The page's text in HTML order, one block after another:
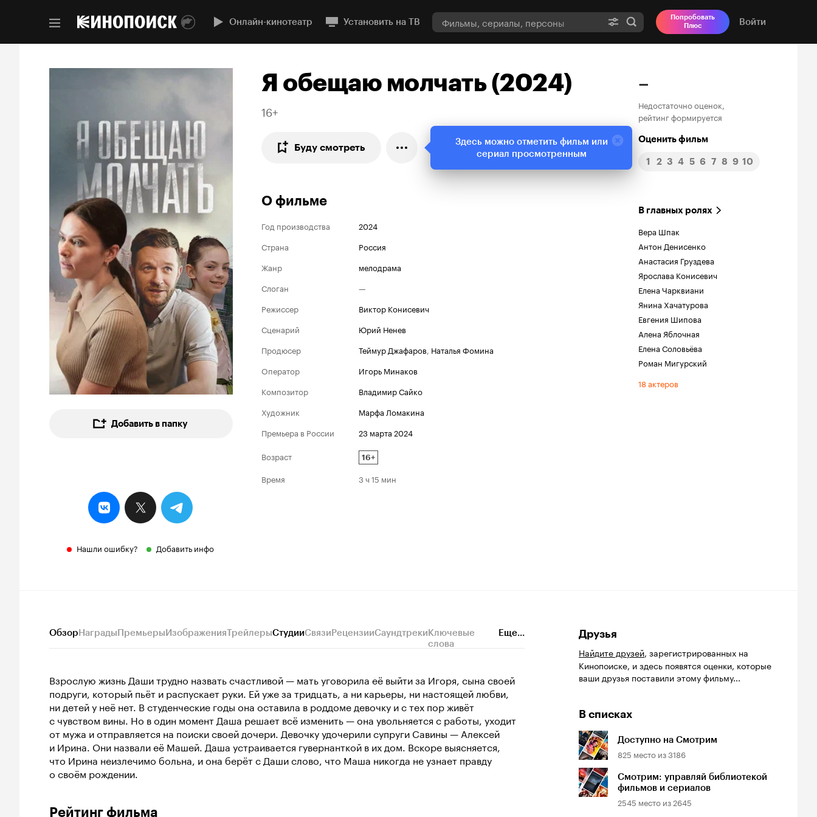
Онлайн-кинотеатр Установить на ТВ
Попробовать
Плюс
Войти
Добавить в папку
Нашли ошибку? Добавить инфо
Я обещаю молчать (2024)
16+
Буду смотреть
–
Недостаточно оценок,
рейтинг формируется
Оценить фильм
1 2 3 4 5 6 7 8 9 10
О фильме
Год производства
2024
Страна
Россия
Жанр
мелодрама
Слоган
—
Режиссер
Виктор Конисевич
Сценарий
Юрий Ненев
Продюсер
Теймур Джафаров, Наталья Фомина
Оператор
Игорь Минаков
Композитор
Владимир Сайко
Художник
Марфа Ломакина
Премьера в России
23 марта 2024
Возраст
16+
Время 3 ч 15 мин
В главных ролях
Вера Шпак
Антон Денисенко
Анастасия Груздева
Ярослава Конисевич
Елена Чарквиани
Янина Хачатурова
Евгения Шипова
Алена Яблочная
Елена Соловьёва
Роман Мигурский
18 актеров
ОбзорНаградыПремьерыИзображенияТрейлерыСтудииСвязиРецензииСаундтрекиКлючевые
слова
Еще...
Взрослую жизнь Даши трудно назвать счастливой — мать уговорила её выйти за Игоря, сына своей
подруги, который пьёт и распускает руки. Ей уже за тридцать, а ни карьеры, ни настоящей любви,
ни детей у неё нет. В студенческие годы она оставила в роддоме девочку и с тех пор живёт
с чувством вины. Но в один момент Даша решает всё изменить — она увольняется с работы, уходит
от мужа и отправляется на поиски своей дочери. Девочку удочерили супруги Савины — Алексей
и Ирина. Они назвали её Машей. Даша устраивается гувернанткой в их дом. Вскоре выясняется,
что Ирина неизлечимо больна, и она берёт с Даши слово, что Маша никогда не узнает правду
о своём рождении.
Рейтинг фильма
Друзья
Найдите друзей, зарегистрированных на
Кинопоиске, и здесь появятся оценки, которые
ваши друзья поставили этому фильму...
В списках
Доступно на Смотрим
825 место из3186
Смотрим: управляй библиотекой
фильмов и сериалов
2545 место из2645
Здесь можно отметить фильм или
сериал просмотренным